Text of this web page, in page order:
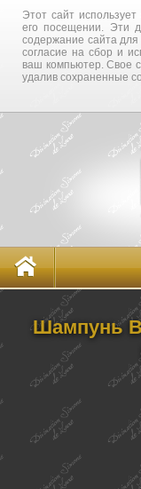
Этот сайт
его посещении. Эти
содержание сайта для
согласие на сбор и
ваш компьютер. Свое
удалив сохраненные
Шампунь